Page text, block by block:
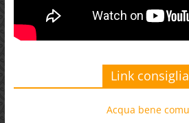
Link
Acqua bene